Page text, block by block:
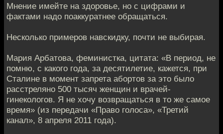
Мнение имейте на здоровье, но с цифрами и
фактами надо поаккуратнее обращаться.
Несколько примеров навскидку, почти не выбирая.
Мария Арбатова, феминистка, цитата: «В период, не
помню, с какого года, за десятилетие, кажется, при
Сталине в момент запрета абортов за это было
расстреляно 500 тысяч женщин и врачей-
гинекологов. Я не хочу возвращаться в то же самое
время» (из передачи «Право голоса», «Третий
канал», 8 апреля 2011 года).